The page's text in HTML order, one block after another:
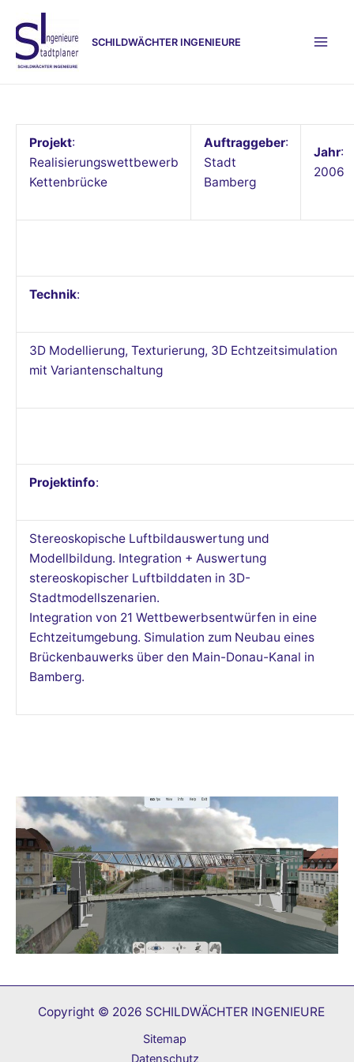
Inhalt
springen
SCHILDWÄCHTER INGENIEURE
Projekt:
Realisierungswettbewerb
Kettenbrücke
Auftraggeber:
Stadt
Bamberg
Jahr:
2006
Technik:
3D Modellierung, Texturierung, 3D Echtzeitsimulation
mit Variantenschaltung
Projektinfo:
Stereoskopische Luftbildauswertung und
Modellbildung. Integration + Auswertung
stereoskopischer Luftbilddaten in 3D-
Stadtmodellszenarien.
Integration von 21 Wettbewerbsentwürfen in eine
Echtzeitumgebung. Simulation zum Neubau eines
Brückenbauwerks über den Main-Donau-Kanal in
Bamberg.
Copyright © 2026 SCHILDWÄCHTER INGENIEURE
Sitemap
Datenschutz